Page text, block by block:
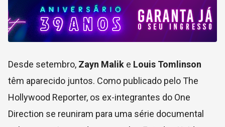
Desde setembro, Zayn Malik e Louis Tomlinson
têm aparecido juntos. Como publicado pelo The
Hollywood Reporter, os ex-integrantes do One
Direction se reuniram para uma série documental